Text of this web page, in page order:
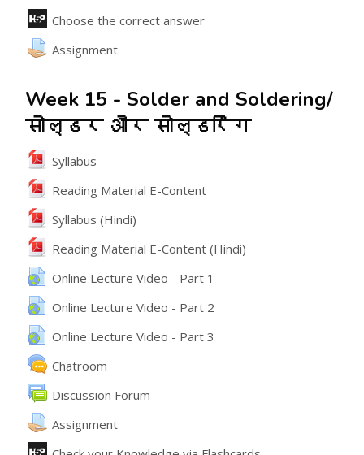
Choose the correct answerఇంటరాక్టివ్ కంటెంట్
Assignment
అసైన్మెంట్
Week 15 - Solder and Soldering/
सोल्डर और सोल्डरिंग
Syllabus
File
Reading Material E-Content
File
Syllabus (Hindi)
File
Reading Material E-Content (Hindi)
File
Online Lecture Video - Part 1
URL
Online Lecture Video - Part 2
URL
Online Lecture Video - Part 3
URL
Chatroom
Discussion Forum
వేదిక
Assignment
అసైన్మెంట్
ఇంటరాక్టివ్ కంటెంట్